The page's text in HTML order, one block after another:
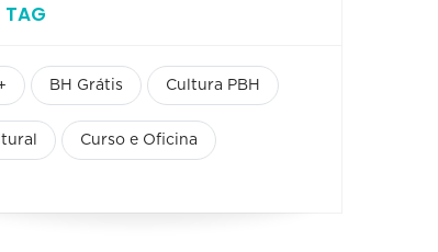
TAG
BH Grátis Cultura PBH
Curso e Oficina